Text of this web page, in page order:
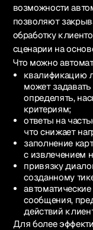
возможности
позволяют
обработку
сценарии на
Что можно
квалификацию
может
определять,
критериям;
ответы на
что снижает
заполнение
с извлечением
привязку
созданному
сообщения,
действий
Для более